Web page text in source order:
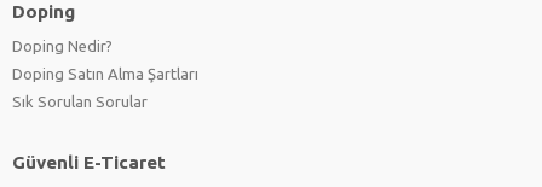
Doping
Doping Nedir?
Doping Satın Alma Şartları
Sık Sorulan Sorular
Güvenli E-Ticaret